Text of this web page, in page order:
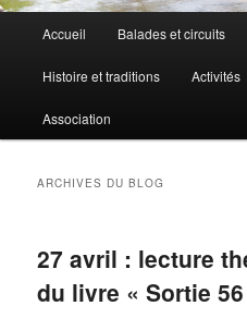
principal
Accueil Balades et circuits
Histoire et traditions Activités
Association
ARCHIVES DU BLOG
27 avril : lecture
du livre « Sortie 56